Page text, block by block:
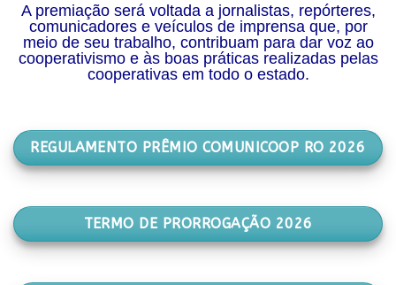
A premiação será voltada a jornalistas, repórteres,
comunicadores e veículos de imprensa que, por
meio de seu trabalho, contribuam para dar voz ao
cooperativismo e às boas práticas realizadas pelas
cooperativas em todo o estado.
REGULAMENTO PRÊMIO COMUNICOOP RO 2026
TERMO DE PRORROGAÇÃO 2026